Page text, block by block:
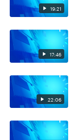
19:21
17:46
22:06